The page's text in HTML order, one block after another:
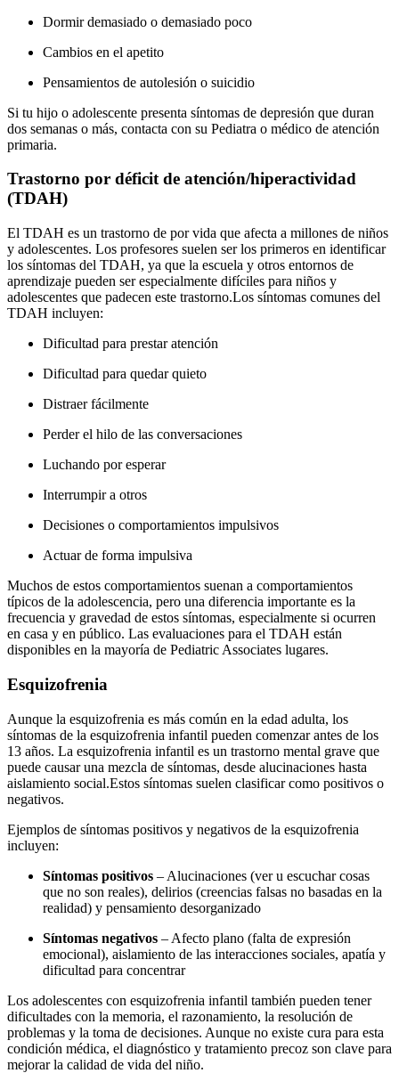
Dormir demasiado o demasiado poco
Cambios en el apetito
Pensamientos de autolesión o suicidio
Si tu hijo o adolescente presenta síntomas de depresión que duran
dos semanas o más, contacta con su Pediatra o médico de atención
primaria.
Trastorno por déficit de atención/hiperactividad
(TDAH)
El TDAH es un trastorno de por vida que afecta a millones de niños
y adolescentes. Los profesores suelen ser los primeros en identificar
los síntomas del TDAH, ya que la escuela y otros entornos de
aprendizaje pueden ser especialmente difíciles para niños y
adolescentes que padecen este trastorno.Los síntomas comunes del
TDAH incluyen:
Dificultad para prestar atención
Dificultad para quedar quieto
Distraer fácilmente
Perder el hilo de las conversaciones
Luchando por esperar
Interrumpir a otros
Decisiones o comportamientos impulsivos
Actuar de forma impulsiva
Muchos de estos comportamientos suenan a comportamientos
típicos de la adolescencia, pero una diferencia importante es la
frecuencia y gravedad de estos síntomas, especialmente si ocurren
en casa y en público. Las evaluaciones para el TDAH están
disponibles en la mayoría de Pediatric Associates lugares.
Esquizofrenia
Aunque la esquizofrenia es más común en la edad adulta, los
síntomas de la esquizofrenia infantil pueden comenzar antes de los
13 años. La esquizofrenia infantil es un trastorno mental grave que
puede causar una mezcla de síntomas, desde alucinaciones hasta
aislamiento social.Estos síntomas suelen clasificar como positivos o
negativos.
Ejemplos de síntomas positivos y negativos de la esquizofrenia
incluyen:
Síntomas positivos – Alucinaciones (ver u escuchar cosas
que no son reales), delirios (creencias falsas no basadas en la
realidad) y pensamiento desorganizado
Síntomas negativos – Afecto plano (falta de expresión
emocional), aislamiento de las interacciones sociales, apatía y
dificultad para concentrar
Los adolescentes con esquizofrenia infantil también pueden tener
dificultades con la memoria, el razonamiento, la resolución de
problemas y la toma de decisiones. Aunque no existe cura para esta
condición médica, el diagnóstico y tratamiento precoz son clave para
mejorar la calidad de vida del niño.